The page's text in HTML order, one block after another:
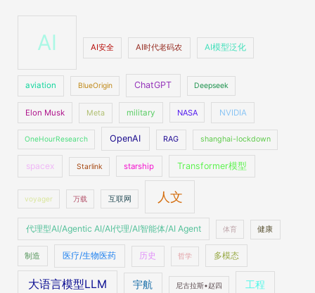
AI AI安全 AI时代老码农 AI模型泛化
aviation BlueOrigin ChatGPT Deepseek
Elon Musk Meta military NASA NVIDIA
OneHourResearch OpenAI RAG shanghai-lockdown
spacex Starlink starship Transformer模型
voyager 万载 互联网 人文
代理型AI/Agentic AI/AI代理/AI智能体/AI Agent 体育 健康
制造 医疗/生物医药 历史 哲学 多模态
大语言模型LLM 宇航 尼古拉斯•赵四 工程